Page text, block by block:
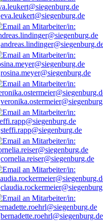
eva.leukert@siegenburg.de
rosina.meyer@siegenburg.de
steffi.rapp@siegenburg.de
cornelia.reiser@siegenburg.de
bernadette.roehrl@siegenburg.de